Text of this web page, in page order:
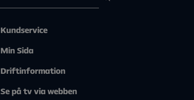
Kundservice
Min Sida
Driftinformation
Se på tv via webben